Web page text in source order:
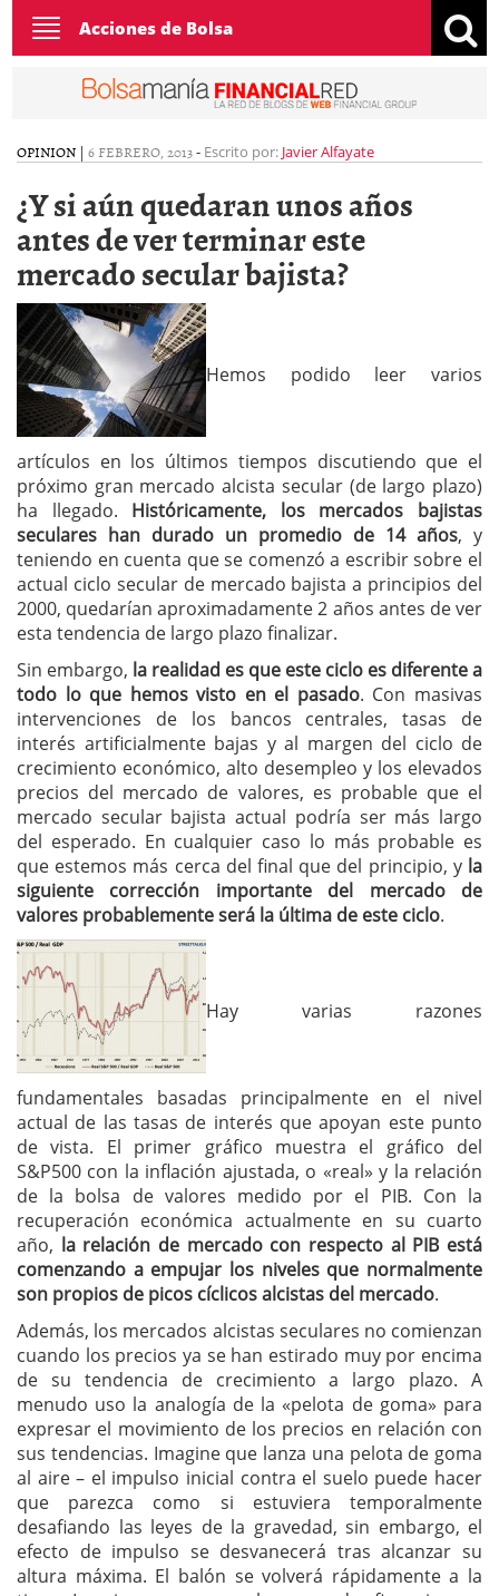
Toggle
navigation
Acciones de Bolsa
OPINION | 6 FEBRERO, 2013- Escrito por: Javier Alfayate
¿Y si aún quedaran unos años
antes de ver terminar este
mercado secular bajista?
Hemos podido leer varios
artículos en los últimos tiempos discutiendo que el
próximo gran mercado alcista secular (de largo plazo)
ha llegado. Históricamente, los mercados bajistas
seculares han durado un promedio de 14 años, y
teniendo en cuenta que se comenzó a escribir sobre el
actual ciclo secular de mercado bajista a principios del
2000, quedarían aproximadamente 2 años antes de ver
esta tendencia de largo plazo finalizar.
Sin embargo, la realidad es que este ciclo es diferente a
todo lo que hemos visto en el pasado. Con masivas
intervenciones de los bancos centrales, tasas de
interés artificialmente bajas y al margen del ciclo de
crecimiento económico, alto desempleo y los elevados
precios del mercado de valores, es probable que el
mercado secular bajista actual podría ser más largo
del esperado. En cualquier caso lo más probable es
que estemos más cerca del final que del principio, yla
siguiente corrección importante del mercado de
valores probablemente será la última de este ciclo.
Hay varias razones
fundamentales basadas principalmente en el nivel
actual de las tasas de interés que apoyan este punto
de vista. El primer gráfico muestra el gráfico del
S&P500 con la inflación ajustada, o «real» y la relación
de la bolsa de valores medido por el PIB. Con la
recuperación económica actualmente en su cuarto
año, la relación de mercado con respecto al PIB está
comenzando a empujar los niveles que normalmente
son propios de picos cíclicos alcistas del mercado.
Además, los mercados alcistas seculares no comienzan
cuando los precios ya se han estirado muy por encima
de su tendencia de crecimiento a largo plazo. A
menudo uso la analogía de la «pelota de goma» para
expresar el movimiento de los precios en relación con
sus tendencias. Imagine que lanza una pelota de goma
al aire – el impulso inicial contra el suelo puede hacer
que parezca como si estuviera temporalmente
desafiando las leyes de la gravedad, sin embargo, el
efecto de impulso se desvanecerá tras alcanzar su
altura máxima. El balón se volverá rápidamente a la